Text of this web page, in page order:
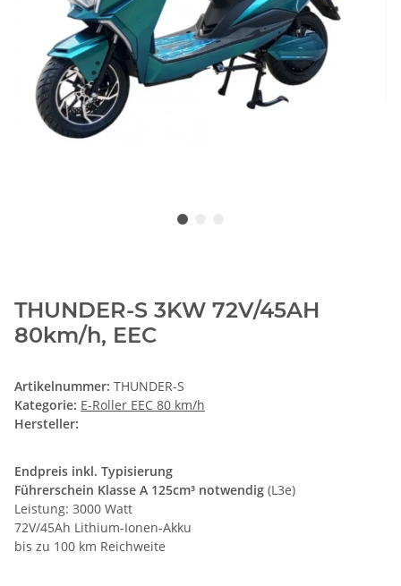
THUNDER-S 3KW 72V/45AH
80km/h, EEC
Artikelnummer: THUNDER-S
Kategorie: E-Roller EEC 80 km/h
Hersteller:
Endpreis inkl. Typisierung
Führerschein Klasse A 125cm³ notwendig (L3e)
Leistung: 3000 Watt
72V/45Ah Lithium-Ionen-Akku
bis zu 100 km Reichweite